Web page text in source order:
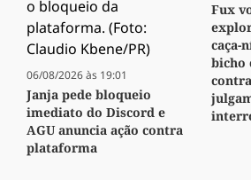
06/08/2026 às 19:01
Janja pede bloqueio
imediato do Discord e
AGU anuncia ação contra
plataforma
Fux
caça-
bicho